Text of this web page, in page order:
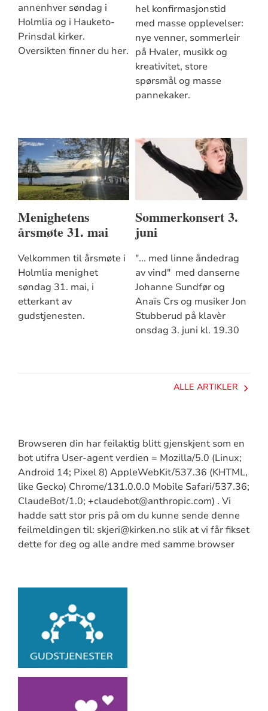
annenhver søndag i
Holmlia og i Hauketo-
Prinsdal kirker.
Oversikten finner du her.
hel konfirmasjonstid
med masse opplevelser:
nye venner, sommerleir
på Hvaler, musikk og
kreativitet, store
spørsmål og masse
pannekaker.
Menighetens
årsmøte 31. mai
Velkommen til årsmøte i
Holmlia menighet
søndag 31. mai, i
etterkant av
gudstjenesten.
Sommerkonsert 3.
juni
"... med linne åndedrag
av vind" med danserne
Johanne Sundfør og
Anaïs Crs og musiker Jon
Stubberud på klavèr
onsdag 3. juni kl. 19.30
ALLE ARTIKLER
Browseren din har feilaktig blitt gjenskjent som en
bot utifra User-agent verdien = Mozilla/5.0 (Linux;
Android 14; Pixel 8) AppleWebKit/537.36 (KHTML,
like Gecko) Chrome/131.0.0.0 Mobile Safari/537.36;
ClaudeBot/1.0; +claudebot@anthropic.com) . Vi
hadde satt stor pris på om du kunne sende denne
feilmeldingen til: skjeri@kirken.no slik at vi får fikset
dette for deg og alle andre med samme browser